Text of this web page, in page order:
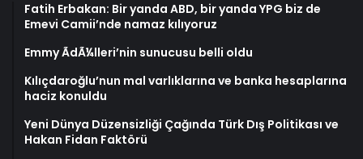
Fatih Erbakan: Bir yanda ABD, bir yanda YPG biz de
Emevi Camii’nde namaz kılıyoruz
Emmy ÃdÃ¼lleri’nin sunucusu belli oldu
Kılıçdaroğlu’nun mal varlıklarına ve banka hesaplarına
haciz konuldu
Yeni Dünya Düzensizliği Çağında Türk Dış Politikası ve
Hakan Fidan Faktörü